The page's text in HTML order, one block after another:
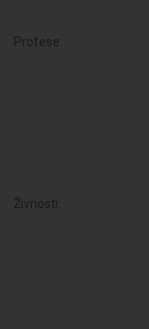
Profese:
Živnosti: